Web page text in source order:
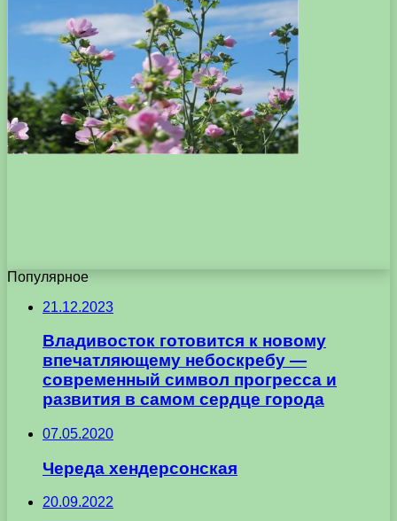
Популярное
21.12.2023
Владивосток готовится к новому
впечатляющему небоскребу —
современный символ прогресса и
развития в самом сердце города
07.05.2020
Череда хендерсонская
20.09.2022